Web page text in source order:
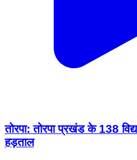
तोरपा: तोरपा प्रखंड के 138
हड़ताल